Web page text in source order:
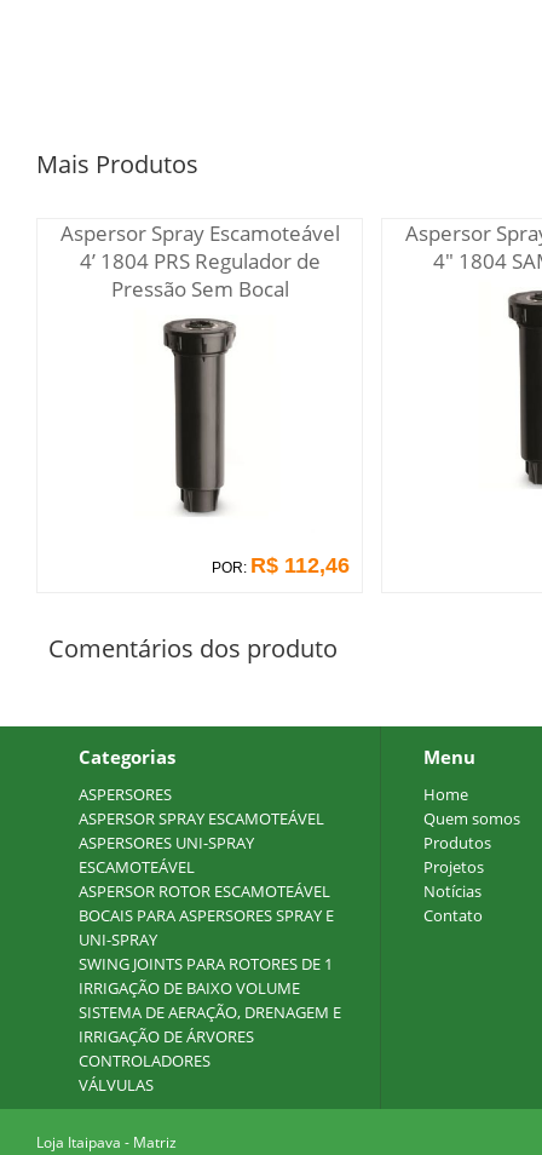
Mais Produtos
Aspersor Spray Escamoteável
4’ 1804 PRS Regulador de
Pressão Sem Bocal
POR: R$ 112,46
Aspersor
4" 1804
Comentários dos produto
Categorias
ASPERSORES
ASPERSOR SPRAY ESCAMOTEÁVEL
ASPERSORES UNI-SPRAY
ESCAMOTEÁVEL
ASPERSOR ROTOR ESCAMOTEÁVEL
BOCAIS PARA ASPERSORES SPRAY E
UNI-SPRAY
SWING JOINTS PARA ROTORES DE 1
IRRIGAÇÃO DE BAIXO VOLUME
SISTEMA DE AERAÇÃO, DRENAGEM E
IRRIGAÇÃO DE ÁRVORES
CONTROLADORES
VÁLVULAS
Menu
Home
Quem somos
Produtos
Projetos
Notícias
Contato
Loja Itaipava - Matriz